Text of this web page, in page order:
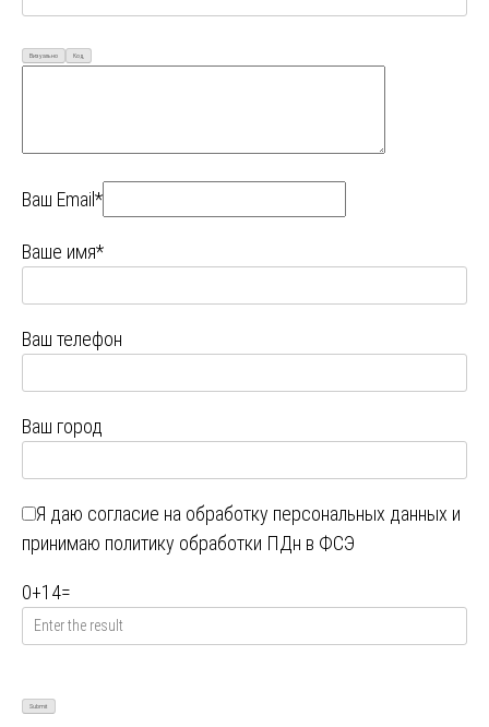
Визуально Код
Ваш Email*
Ваше имя*
Ваш телефон
Ваш город
Я даю согласие на обработку персональных данных и
принимаю политику обработки ПДн в ФСЭ
0+14=